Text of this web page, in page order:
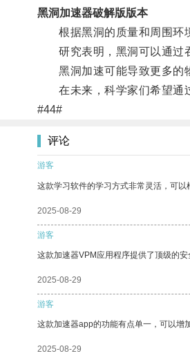
黑洞加速器破解版版本
根据黑洞的质量和周围环境
研究表明，黑洞可以通过吞
黑洞加速可能导致更多的物
在未来，科学家们希望通过
#44#
评论
游客
这款学习软件的学习方式非常灵活，可以
2025-08-29
游客
这款加速器VPM应用程序提供了顶级的安
2025-08-29
游客
这款加速器app的功能有点单一，可以增
2025-08-29